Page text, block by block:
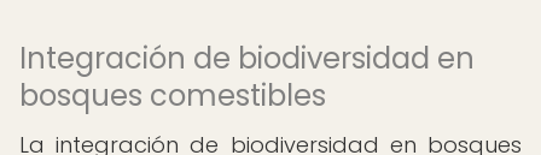
Integración de biodiversidad en
bosques comestibles
La integración de biodiversidad en bosques